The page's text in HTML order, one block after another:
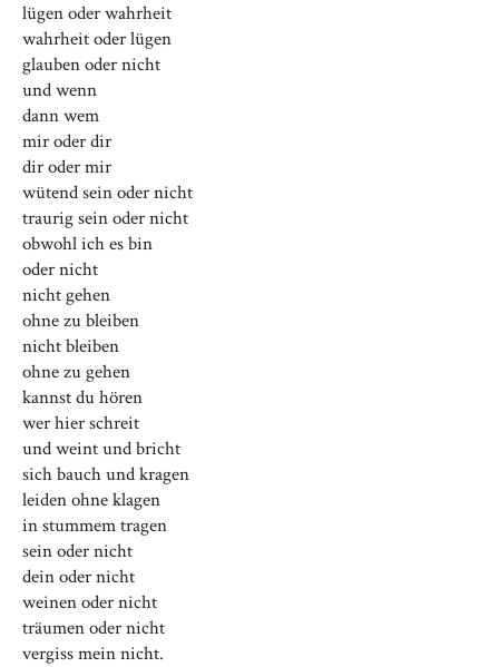
lügen oder wahrheit
wahrheit oder lügen
glauben oder nicht
und wenn
dann wem
mir oder dir
dir oder mir
wütend sein oder nicht
traurig sein oder nicht
obwohl ich es bin
oder nicht
nicht gehen
ohne zu bleiben
nicht bleiben
ohne zu gehen
kannst du hören
wer hier schreit
und weint und bricht
sich bauch und kragen
leiden ohne klagen
in stummem tragen
sein oder nicht
dein oder nicht
weinen oder nicht
träumen oder nicht
vergiss mein nicht.